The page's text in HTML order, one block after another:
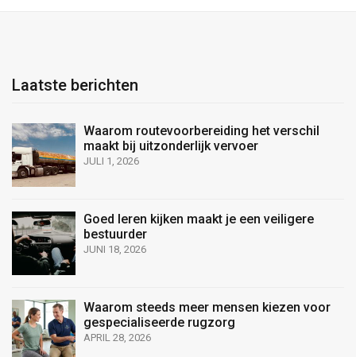
Laatste berichten
Waarom routevoorbereiding het verschil
maakt bij uitzonderlijk vervoer
JULI 1, 2026
Goed leren kijken maakt je een veiligere
bestuurder
JUNI 18, 2026
Waarom steeds meer mensen kiezen voor
gespecialiseerde rugzorg
APRIL 28, 2026